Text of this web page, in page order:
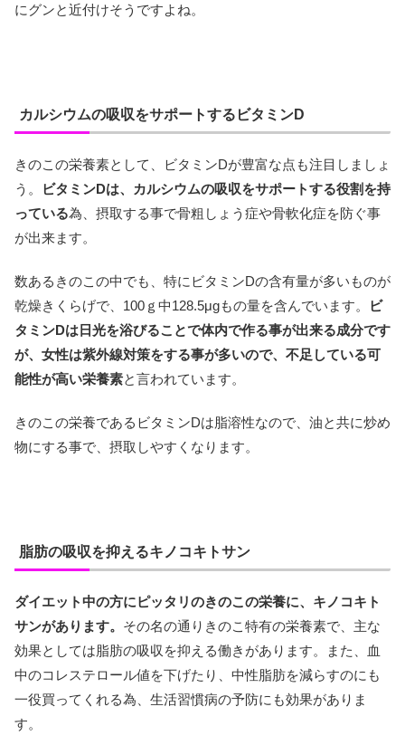
にグンと近付けそうですよね。
カルシウムの吸収をサポートするビタミンD
きのこの栄養素として、ビタミンDが豊富な点も注目しましょ
う。
ビタミンDは、カルシウムの吸収をサポートする役割を持
っている為、摂取する事で骨粗しょう症や骨軟化症を防ぐ事
が出来ます。
数あるきのこの中でも、特にビタミンDの含有量が多いものが
乾燥きくらげで、100ｇ中128.5μgもの量を含んでいます。
ビ
タミンDは日光を浴びることで体内で作る事が出来る成分です
が、女性は紫外線対策をする事が多いので、不足している可
能性が高い栄養素と言われています。
きのこの栄養であるビタミンDは脂溶性なので、油と共に炒め
物にする事で、摂取しやすくなります。
脂肪の吸収を抑えるキノコキトサン
ダイエット中の方にピッタリのきのこの栄養に、キノコキト
サンがあります。 その名の通りきのこ特有の栄養素で、主な
効果としては脂肪の吸収を抑える働きがあります。また、血
中のコレステロール値を下げたり、中性脂肪を減らすのにも
一役買ってくれる為、生活習慣病の予防にも効果がありま
す。